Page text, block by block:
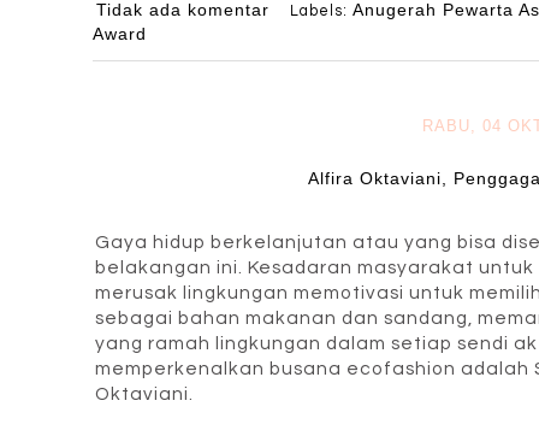
Tidak ada komentar Labels:Anugerah Pewarta
Award
RABU, 04
Alfira Oktaviani,
Gaya hidup berkelanjutan atau yang bisa
belakangan ini. Kesadaran masyarakat
merusak lingkungan memotivasi untuk
sebagai bahan makanan dan sandang,
yang ramah lingkungan dalam setiap sendi
memperkenalkan busana ecofashion adalah
Oktaviani.